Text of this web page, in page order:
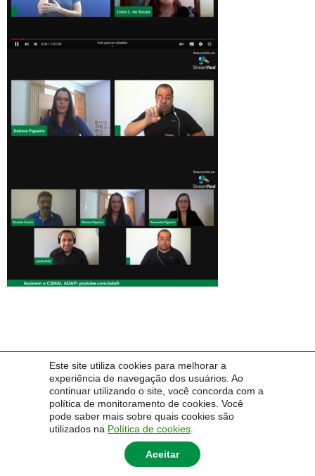
Este site utiliza cookies para melhorar a
experiência de navegação dos usuários. Ao
continuar utilizando o site, você concorda com a
política de monitoramento de cookies. Você
pode saber mais sobre quais cookies são
utilizados na Política de cookies
Aceitar
Navegação
1 … PRÓXIMO →